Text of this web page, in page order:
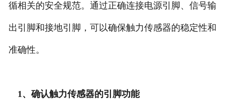
关于我们
联系我们
循相关的安全规范。通过正确连接电源引脚、信号输
出引脚和接地引脚，可以确保触力传感器的稳定性和
准确性。
1、确认触力传感器的引脚功能